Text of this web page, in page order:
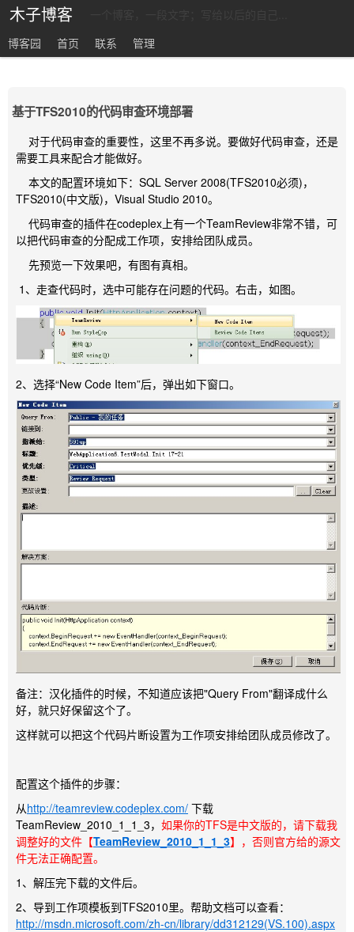
木子博客
博客园
首页 联系 管理
基于TFS2010的代码审查环境部署
对于代码审查的重要性，这里不再多说。要做好代码审查，还是
需要工具来配合才能做好。
本文的配置环境如下：SQL Server 2008(TFS2010必须)，
TFS2010(中文版)，Visual Studio 2010。
代码审查的插件在codeplex上有一个TeamReview非常不错，可
以把代码审查的分配成工作项，安排给团队成员。
先预览一下效果吧，有图有真相。
1、走查代码时，选中可能存在问题的代码。右击，如图。
2、选择“New Code Item”后，弹出如下窗口。
备注：汉化插件的时候，不知道应该把"Query From"翻译成什么
好，就只好保留这个了。
这样就可以把这个代码片断设置为工作项安排给团队成员修改了。
配置这个插件的步骤：
从http://teamreview.codeplex.com/ 下载
TeamReview_2010_1_1_3， 如果你的TFS是中文版的，请下载我
调整好的文件【TeamReview_2010_1_1_3】，否则官方给的源文
件无法正确配置。
1、解压完下载的文件后。
2、导到工作项模板到TFS2010里。帮助文档可以查看：
http://msdn.microsoft.com/zh-cn/library/dd312129(VS.100).aspx